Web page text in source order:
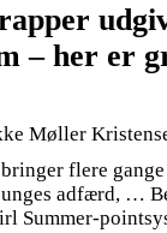
– her er
Møller
flere gange
adfærd, …
Summer-